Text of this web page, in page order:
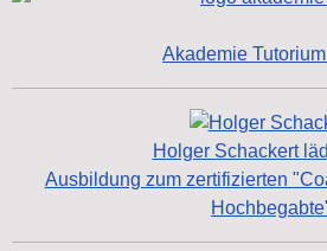
Akademie
Holger Schackert
Ausbildung zum zertifizierten